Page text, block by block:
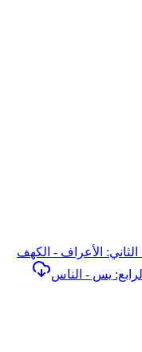
الثاني: الأعراف - الكهف
يس - الناس